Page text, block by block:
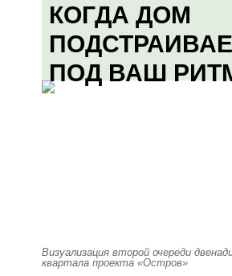
КОГДА ДОМ
ПОД ВАШ
Визуализация второй очереди
квартала проекта «Остров»